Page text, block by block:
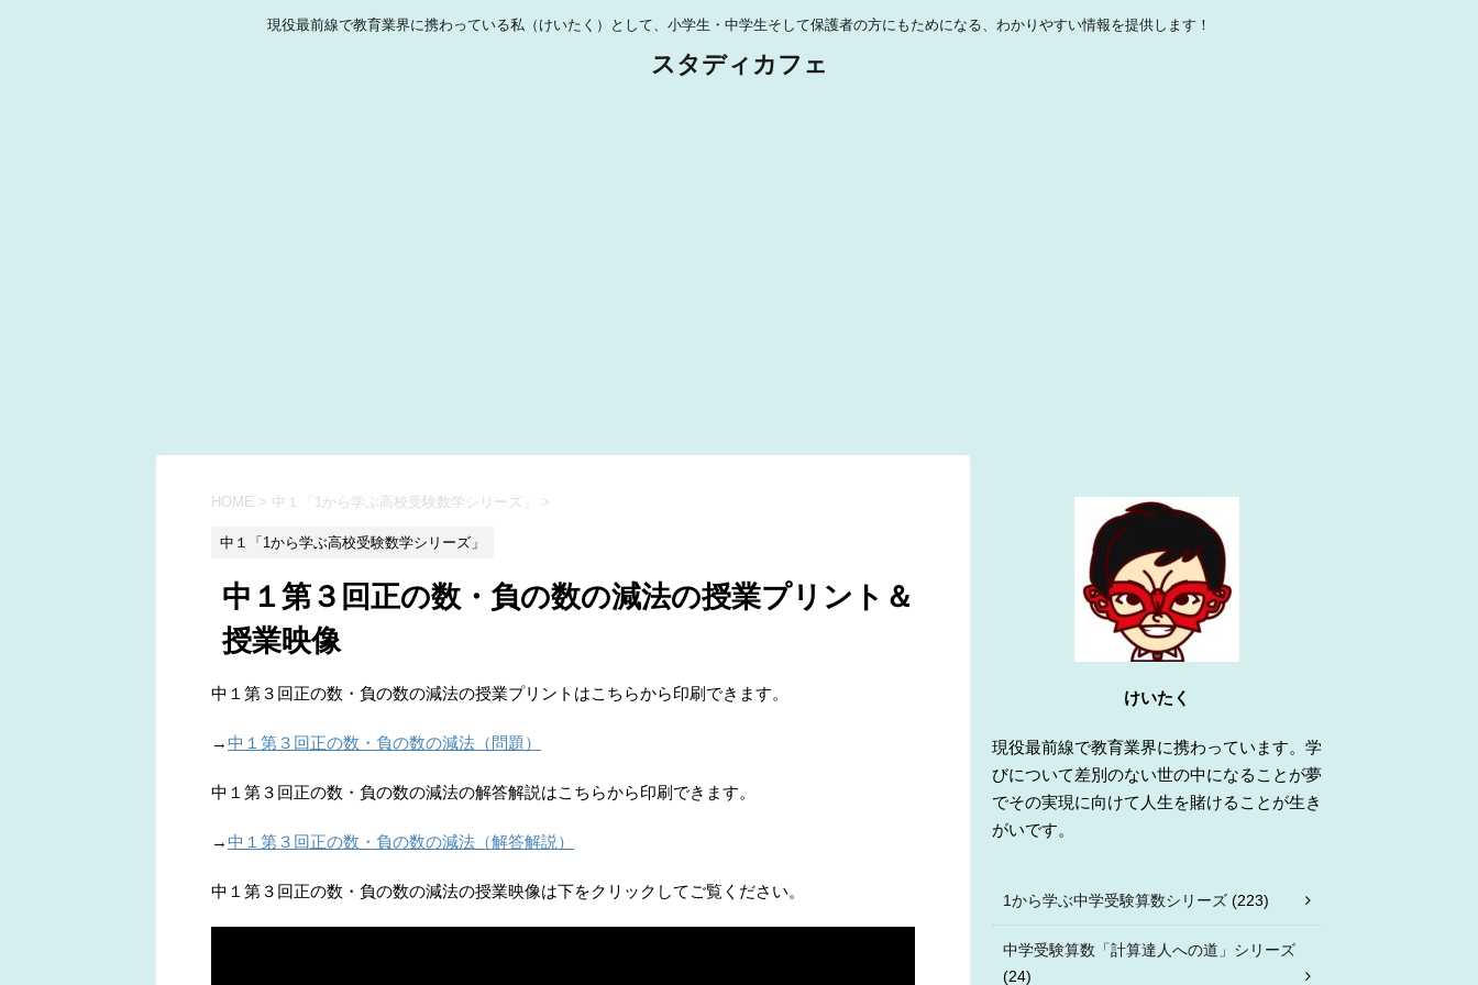
現役最前線で教育業界に携わっている私（けいたく）として、小学生・中学生そして保護者の方にもためになる、わかりやすい情報を提供します！
スタディカフェ
HOME > 中１「1から学ぶ高校受験数学シリーズ」 >
中１「1から学ぶ高校受験数学シリーズ」
中１第３回正の数・負の数の減法の授業プリント＆
授業映像
中１第３回正の数・負の数の減法の授業プリントはこちらから印刷できます。
→中１第３回正の数・負の数の減法（問題）
中１第３回正の数・負の数の減法の解答解説はこちらから印刷できます。
→中１第３回正の数・負の数の減法（解答解説）
中１第３回正の数・負の数の減法の授業映像は下をクリックしてご覧ください。
けいたく
現役最前線で教育業界に携わっています。学
びについて差別のない世の中になることが夢
でその実現に向けて人生を賭けることが生き
がいです。
1から学ぶ中学受験算数シリーズ (223)
中学受験算数「計算達人への道」シリーズ
(24)